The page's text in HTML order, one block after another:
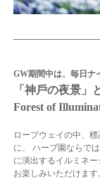
GW期間中は、毎日ナ
「神⼾の夜景
Forest of
ロープウェイの中、
に、 ハーブ園ならで
に演出するイルミネー
お楽しみいただけます